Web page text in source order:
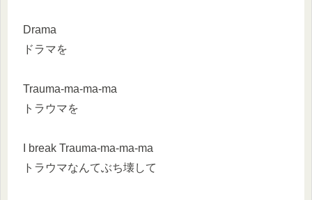
Drama
ドラマを
Trauma-ma-ma-ma
トラウマを
I break Trauma-ma-ma-ma
トラウマなんてぶち壊して